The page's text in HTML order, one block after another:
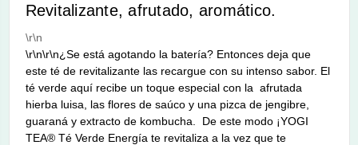
Revitalizante, afrutado, aromático.
\r\n
\r\n\r\n¿Se está agotando la batería? Entonces deja que
este té de revitalizante las recargue con su intenso sabor. El
té verde aquí recibe un toque especial con la afrutada
hierba luisa, las flores de saúco y una pizca de jengibre,
guaraná y extracto de kombucha. De este modo ¡YOGI
TEA® Té Verde Energía te revitaliza a la vez que te